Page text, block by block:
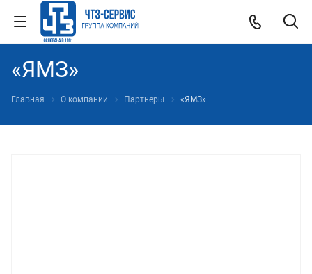
«ЯМЗ»
Главная О компании Партнеры «ЯМЗ»